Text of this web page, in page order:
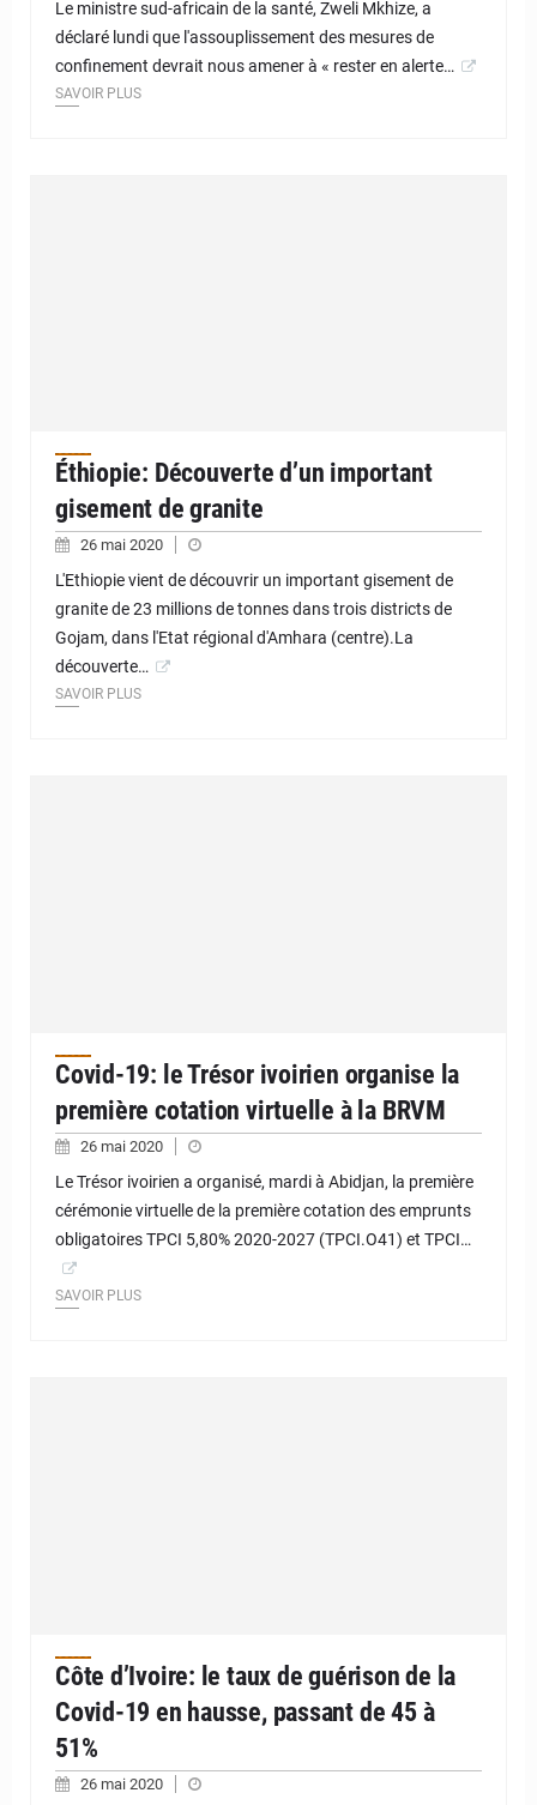
Le ministre sud-africain de la santé, Zweli Mkhize, a
déclaré lundi que l'assouplissement des mesures de
confinement devrait nous amener à « rester en alerte…
SAVOIR PLUS
Éthiopie: Découverte d’un important
gisement de granite
26 mai 2020
L'Ethiopie vient de découvrir un important gisement de
granite de 23 millions de tonnes dans trois districts de
Gojam, dans l'Etat régional d'Amhara (centre).La
découverte…
SAVOIR PLUS
Covid-19: le Trésor ivoirien organise la
première cotation virtuelle à la BRVM
26 mai 2020
Le Trésor ivoirien a organisé, mardi à Abidjan, la première
cérémonie virtuelle de la première cotation des emprunts
obligatoires TPCI 5,80% 2020-2027 (TPCI.O41) et TPCI…
SAVOIR PLUS
Côte d’Ivoire: le taux de guérison de la
Covid-19 en hausse, passant de 45 à
51%
26 mai 2020